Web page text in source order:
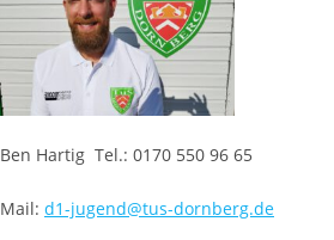
Ben Hartig Tel.: 0170 550 96 65
Mail: d1-jugend@tus-dornberg.de